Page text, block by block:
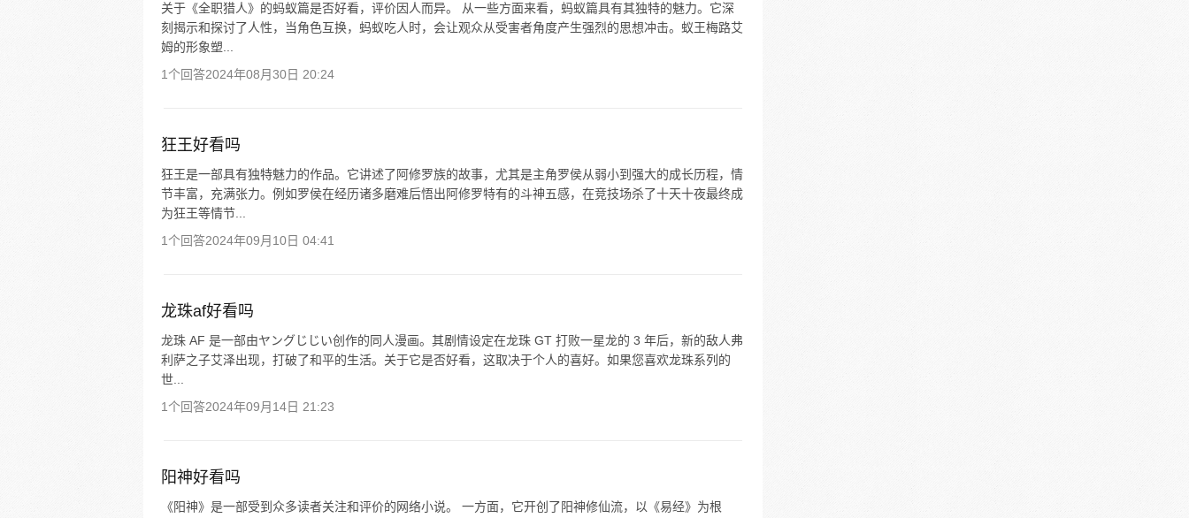
关于《全职猎人》的蚂蚁篇是否好看，评价因人而异。 从一些方面来看，蚂蚁篇具有其独特的魅力。它深
刻揭示和探讨了人性，当角色互换，蚂蚁吃人时，会让观众从受害者角度产生强烈的思想冲击。蚁王梅路艾
姆的形象塑...
1个回答2024年08月30日 20:24
狂王好看吗
狂王是一部具有独特魅力的作品。它讲述了阿修罗族的故事，尤其是主角罗侯从弱小到强大的成长历程，情
节丰富，充满张力。例如罗侯在经历诸多磨难后悟出阿修罗特有的斗神五感，在竞技场杀了十天十夜最终成
为狂王等情节...
1个回答2024年09月10日 04:41
龙珠af好看吗
龙珠 AF 是一部由ヤングじじい创作的同人漫画。其剧情设定在龙珠 GT 打败一星龙的 3 年后，新的敌人弗
利萨之子艾泽出现，打破了和平的生活。关于它是否好看，这取决于个人的喜好。如果您喜欢龙珠系列的
世...
1个回答2024年09月14日 21:23
阳神好看吗
《阳神》是一部受到众多读者关注和评价的网络小说。 一方面，它开创了阳神修仙流，以《易经》为根